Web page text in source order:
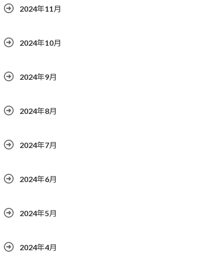
2024年11月
2024年10月
2024年9月
2024年8月
2024年7月
2024年6月
2024年5月
2024年4月